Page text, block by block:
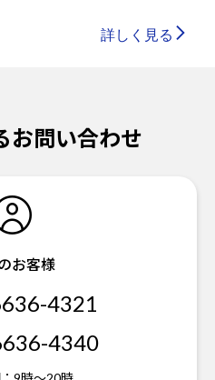
詳しく見る
お問い合わせ
お客様
4321
4340